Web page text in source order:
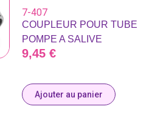
7-407
COUPLEUR POUR TUBE
POMPE A SALIVE
9,45 €
Ajouter au panier